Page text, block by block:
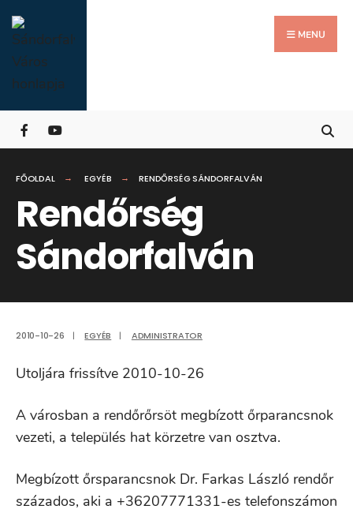
Skip
to
content
MENU
FŐOLDAL EGYÉB RENDŐRSÉG SÁNDORFALVÁN
Rendőrség
Sándorfalván
2010-10-26 | EGYÉB | ADMINISTRATOR
Utoljára frissítve 2010-10-26
A városban a rendőrőrsöt megbízott őrparancsnok
vezeti, a település hat körzetre van osztva.
Megbízott őrsparancsnok Dr. Farkas László rendőr
százados, aki a +36207771331-es telefonszámon
for:
Close